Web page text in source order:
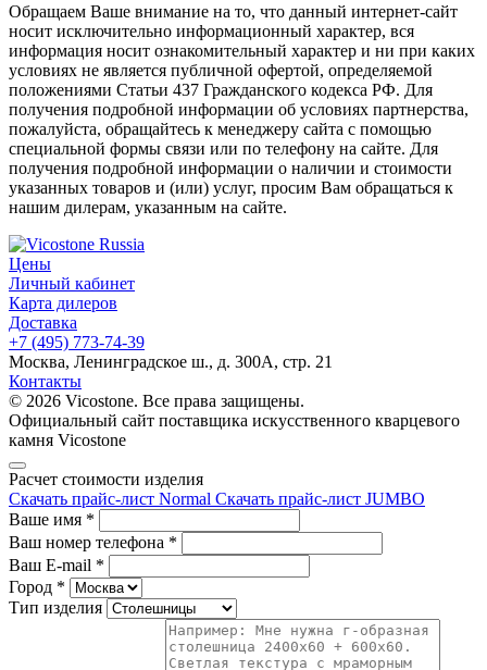
Обращаем Ваше внимание на то, что данный интернет-сайт
носит исключительно информационный характер, вся
информация носит ознакомительный характер и ни при каких
условиях не является публичной офертой, определяемой
положениями Статьи 437 Гражданского кодекса РФ. Для
получения подробной информации об условиях партнерства,
пожалуйста, обращайтесь к менеджеру сайта с помощью
специальной формы связи или по телефону на сайте. Для
получения подробной информации о наличии и стоимости
указанных товаров и (или) услуг, просим Вам обращаться к
нашим дилерам, указанным на сайте.
Цены
Личный кабинет
Карта дилеров
Доставка
+7 (495) 773-74-39
Москва, Ленинградское ш., д. 300А, стр. 21
Контакты
© 2026 Vicostone. Все права защищены.
Официальный сайт поставщика искусственного кварцевого
камня Vicostone
Расчет стоимости изделия
Скачать прайс-лист Normal Скачать прайс-лист JUMBO
Ваше имя *
Ваш номер телефона *
Ваш E-mail *
Город *
Тип изделия